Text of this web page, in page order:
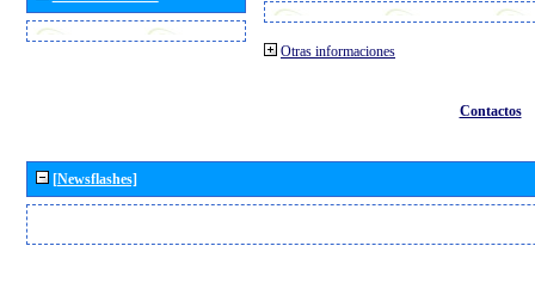
Otras informaciones
Contactos
[Newsflashes]